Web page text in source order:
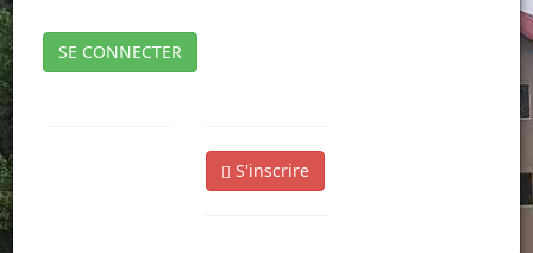
SE CONNECTER
S'inscrire